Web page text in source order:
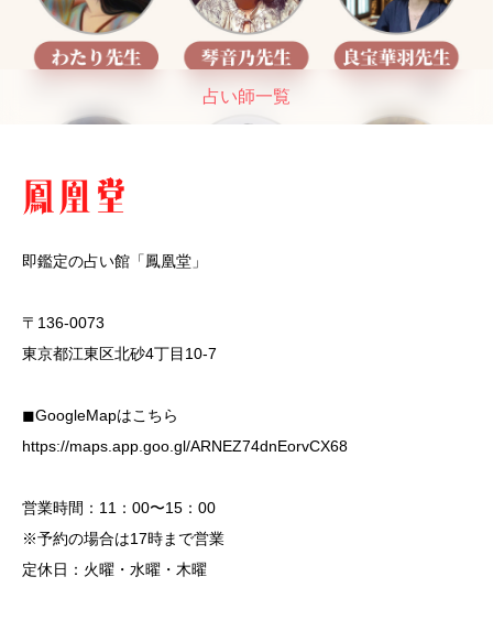
占い師一覧
即鑑定の占い館「鳳凰堂」
〒136-0073
東京都江東区北砂4丁目10-7
◼︎GoogleMapはこちら
https://maps.app.goo.gl/ARNEZ74dnEorvCX68
営業時間：11：00〜15：00
※予約の場合は17時まで営業
定休日：火曜・水曜・木曜